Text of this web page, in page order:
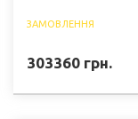
ЗАМОВЛЕННЯ
303360 грн.